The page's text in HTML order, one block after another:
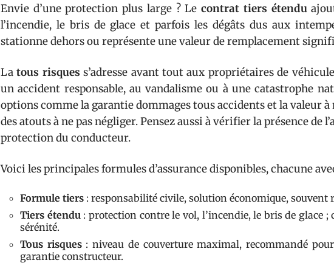
Envie d’une protection plus large ? Lecontrat tiers étendu
l’incendie, le bris de glace et parfois les dégâts dus aux
stationne dehors ou représente une valeur de remplacement
Latous risques s’adresse avant tout aux propriétaires de
un accident responsable, au vandalisme ou à une catastrophe
options comme la garantie dommages tous accidents et la valeur à
des atouts à ne pas négliger. Pensez aussi à vérifier la présence de
protection du conducteur.
Voici les principales formules d’assurance disponibles, chacune
Formule tiers : responsabilité civile, solution économique, souvent
Tiers étendu: protection contre le vol, l’incendie, le bris de glace
sérénité.
Tous risques: niveau de couverture maximal, recommandé
garantie constructeur.